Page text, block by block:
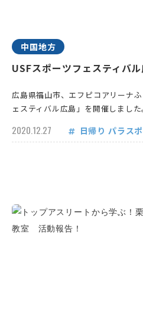
中国地方
USFスポーツフェスティバ
広島県福山市、エフピコアリーナ
ェスティバル広島」を開催しました
2020.12.27 日帰り パラス